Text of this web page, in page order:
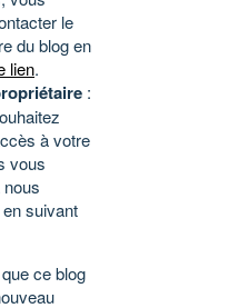
le
du blog en
lien.
:
à votre
vous
suivant
ce blog